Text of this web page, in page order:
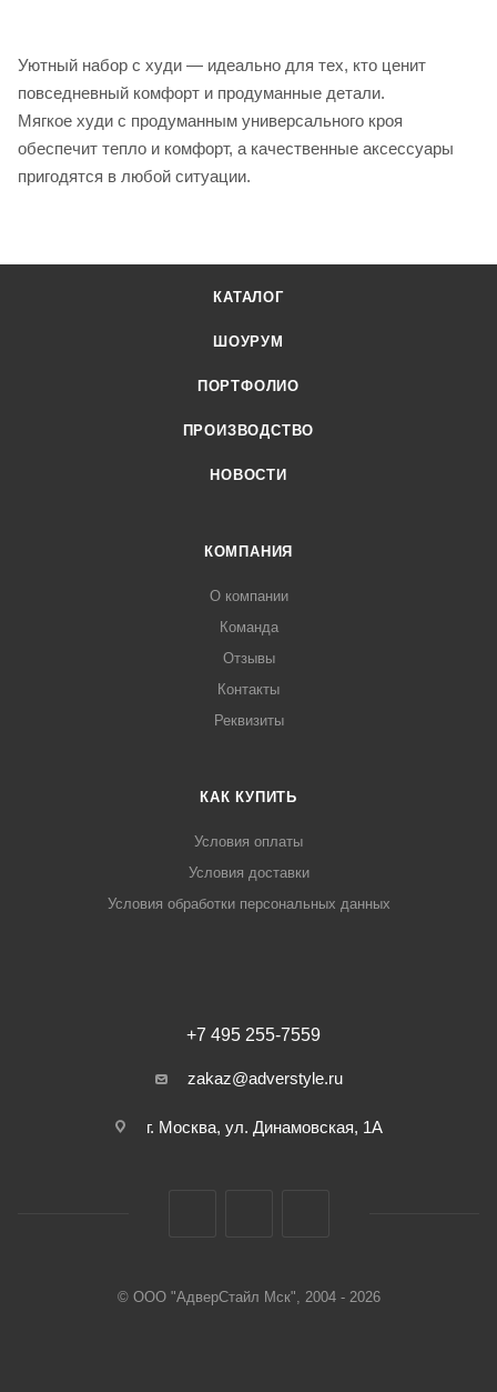
Уютный набор с худи — идеально для тех, кто ценит
повседневный комфорт и продуманные детали.
Мягкое худи с продуманным универсального кроя
обеспечит тепло и комфорт, а качественные аксессуары
пригодятся в любой ситуации.
КАТАЛОГ
ШОУРУМ
ПОРТФОЛИО
ПРОИЗВОДСТВО
НОВОСТИ
КОМПАНИЯ
О компании
Команда
Отзывы
Контакты
Реквизиты
КАК КУПИТЬ
Условия оплаты
Условия доставки
Условия обработки персональных данных
+7 495 255-7559
zakaz@adverstyle.ru
г. Москва, ул. Динамовская, 1А
© ООО "АдверСтайл Мск", 2004 - 2026